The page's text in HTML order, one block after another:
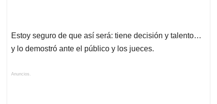
Estoy seguro de que así será: tiene decisión y talento…
y lo demostró ante el público y los jueces.
Anuncios.